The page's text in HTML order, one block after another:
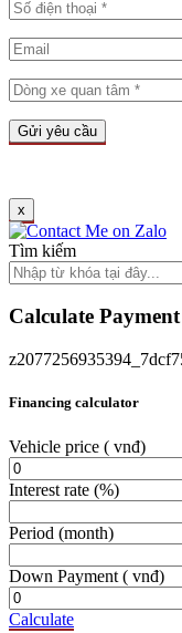
x
Tìm kiếm
Calculate Payment
Financing calculator
Vehicle price ( vnđ)
Interest rate (%)
Period (month)
Down Payment ( vnđ)
Calculate